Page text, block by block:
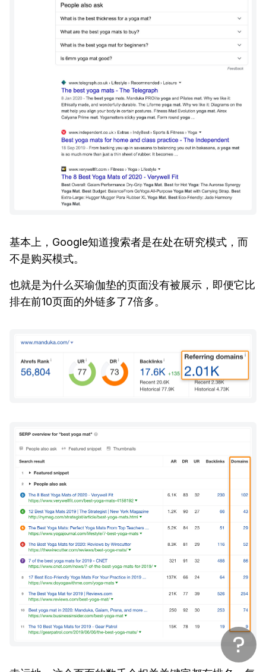
基本上，Google知道搜索者是在处在研究模式，而
不是购买模式。
也就是为什么买瑜伽垫的页面没有被展示，即便它比
排在前10页面的外链多了7倍多。